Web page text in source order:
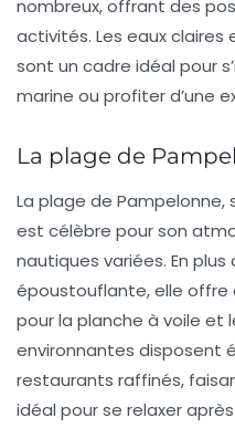
nombreux, offrant des
activités. Les eaux
sont un cadre idéal pour
marine ou profiter d’une
La plage de
La plage de
est célèbre pour son
nautiques variées. En
époustouflante, elle offre
pour la planche à voile et
environnantes disposent
restaurants raffinés,
idéal pour se relaxer